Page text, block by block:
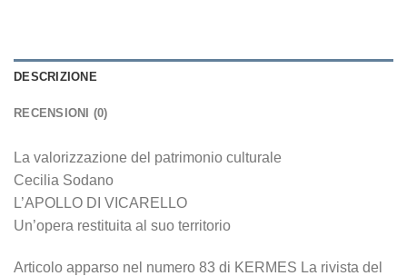
DESCRIZIONE
RECENSIONI (0)
La valorizzazione del patrimonio culturale
Cecilia Sodano
L’APOLLO DI VICARELLO
Un’opera restituita al suo territorio
Articolo apparso nel numero 83 di KERMES La rivista del